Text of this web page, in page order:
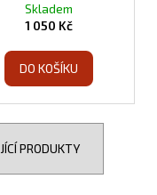
Skladem
1 050 Kč
DO KOŠÍKU
PRODUKTY